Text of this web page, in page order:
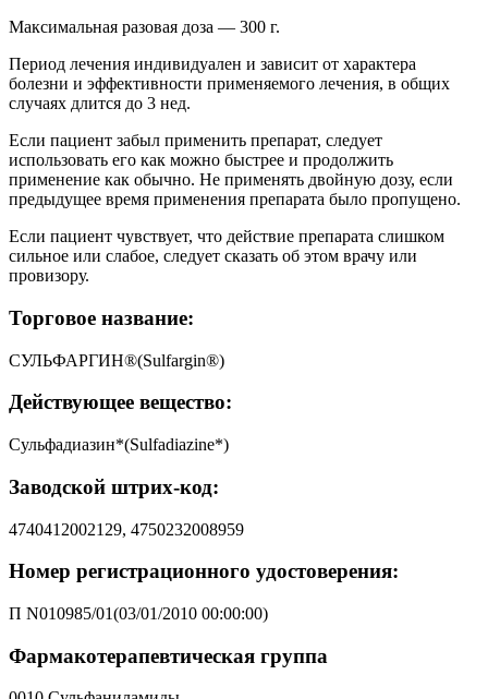
Максимальная разовая доза — 300 г.
Период лечения индивидуален и зависит от характера
болезни и эффективности применяемого лечения, в общих
случаях длится до 3 нед.
Если пациент забыл применить препарат, следует
использовать его как можно быстрее и продолжить
применение как обычно. Не применять двойную дозу, если
предыдущее время применения препарата было пропущено.
Если пациент чувствует, что действие препарата слишком
сильное или слабое, следует сказать об этом врачу или
провизору.
Торговое название:
СУЛЬФАРГИН®(Sulfargin®)
Действующее вещество:
Сульфадиазин*(Sulfadiazine*)
Заводской штрих-код:
4740412002129, 4750232008959
Номер регистрационного удостоверения:
П N010985/01(03/01/2010 00:00:00)
Фармакотерапевтическая группа